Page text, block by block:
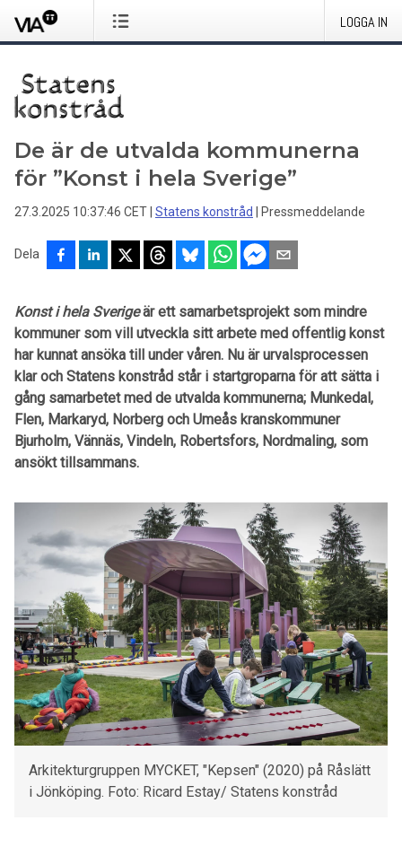
LOGGA IN
De är de utvalda kommunerna
för ”Konst i hela Sverige”
27.3.2025 10:37:46 CET Statens konstråd Pressmeddelande
Dela
Konst i hela Sverigeär ett samarbetsprojekt som mindre
kommuner som vill utveckla sitt arbete med offentlig konst
har kunnat ansöka till under våren. Nu är urvalsprocessen
klar och Statens konstråd står i startgroparna för att sätta i
gång samarbetet med de utvalda kommunerna; Munkedal,
Flen, Markaryd, Norberg och Umeås kranskommuner
Bjurholm, Vännäs, Vindeln, Robertsfors, Nordmaling, som
ansökt tillsammans.
Arkitekturgruppen MYCKET, "Kepsen" (2020) på Råslätt
i Jönköping. Foto: Ricard Estay/ Statens konstråd